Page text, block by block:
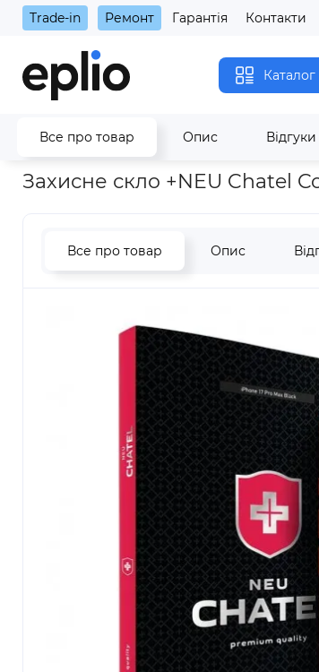
Trade-in Ремонт Гарантія Контакти
Каталог
Все про товар Опис Відгуки
Головна Захисне скло +NEU Chatel Corning
Захисне скло +NEU Chatel
Все про товар Опис